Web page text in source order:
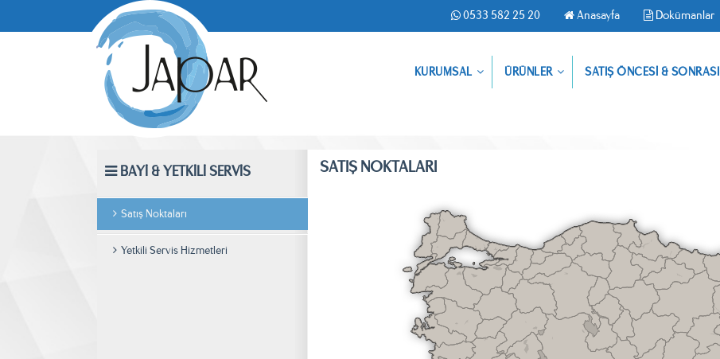
0533 582 25 20 Anasayfa Dokümanlar
KURUMSAL ÜRÜNLER SATIŞ ÖNCESİ & SONRASI
BAYİ & YETKİLİ SERVİS
Satış Noktaları
Yetkili Servis Hizmetleri
SATIŞ NOKTALARI